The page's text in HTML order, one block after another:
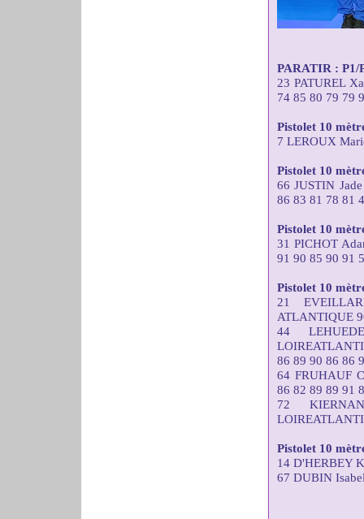
PARATIR : P1/
23 PATUREL
74 85 80 79 79
Pistolet 10
7 LEROUX
Pistolet 10
66 JUSTIN
86 83 81 78 81
Pistolet 10
31 PICHOT
91 90 85 90 91
Pistolet 10
21
ATLANTIQUE
44
86 89 90 86 86
64 FRUHAUF
86 82 89 89 91
72
Pistolet 10
14 D'HERBEY
67 DUBIN